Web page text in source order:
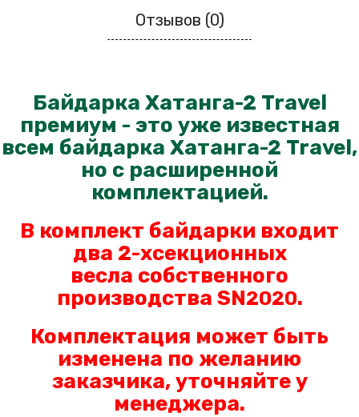
Отзывов (0)
Байдарка Хатанга-2 Travel
премиум - это уже известная
всем байдарка Хатанга-2 Travel,
но с расширенной
комплектацией.
В комплект байдарки входит
два 2-хсекционных
весла собственного
производства SN2020.
Комплектация может быть
изменена по желанию
заказчика, уточняйте у
менеджера.